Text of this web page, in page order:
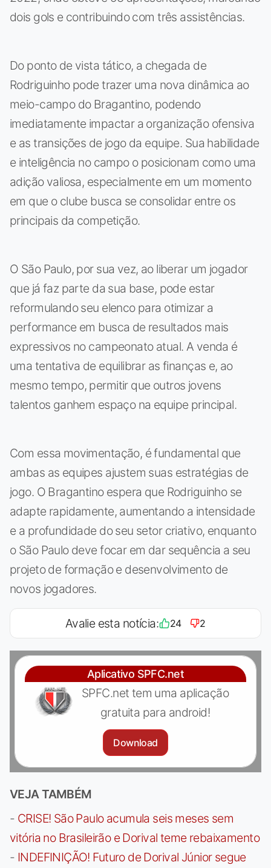
dois gols e contribuindo com três assistências.
Do ponto de vista tático, a chegada de
Rodriguinho pode trazer uma nova dinâmica ao
meio-campo do Bragantino, podendo
imediatamente impactar a organização ofensiva
e as transições de jogo da equipe. Sua habilidade
e inteligência no campo o posicionam como uma
adição valiosa, especialmente em um momento
em que o clube busca se consolidar entre os
principais da competição.
O São Paulo, por sua vez, ao liberar um jogador
que já faz parte da sua base, pode estar
reformulando seu elenco para otimizar a
performance em busca de resultados mais
expressivos no campeonato atual. A venda é
uma tentativa de equilibrar as finanças e, ao
mesmo tempo, permitir que outros jovens
talentos ganhem espaço na equipe principal.
Com essa movimentação, é fundamental que
ambas as equipes ajustem suas estratégias de
jogo. O Bragantino espera que Rodriguinho se
adapte rapidamente, aumentando a intensidade
e a profundidade do seu setor criativo, enquanto
o São Paulo deve focar em dar sequência a seu
projeto de formação e desenvolvimento de
novos jogadores.
Avalie esta notícia: 24 2
Aplicativo SPFC.net
SPFC.net tem uma aplicação
gratuita para android!
Download
VEJA TAMBÉM
- CRISE! São Paulo acumula seis meses sem
vitória no Brasileirão e Dorival teme rebaixamento
- INDEFINIÇÃO! Futuro de Dorival Júnior segue